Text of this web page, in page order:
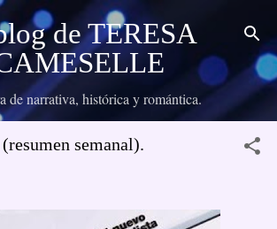
Ir al contenido principal
de TERESA
de narrativa, histórica y romántica.
semanal).